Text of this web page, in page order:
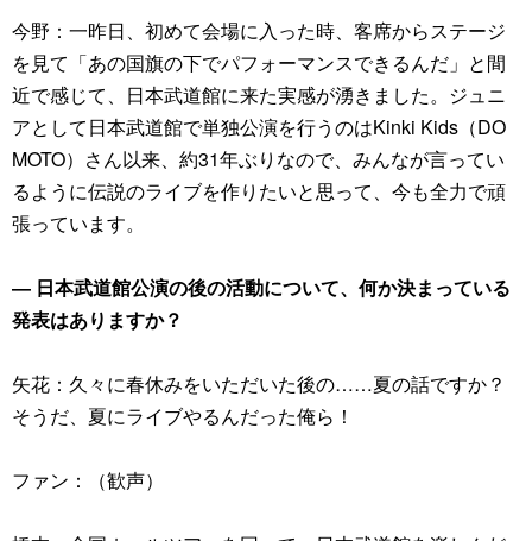
今野：一昨日、初めて会場に入った時、客席からステージ
を見て「あの国旗の下でパフォーマンスできるんだ」と間
近で感じて、日本武道館に来た実感が湧きました。ジュニ
アとして日本武道館で単独公演を行うのはKinki Kids（DO
MOTO）さん以来、約31年ぶりなので、みんなが言ってい
るように伝説のライブを作りたいと思って、今も全力で頑
張っています。
― 日本武道館公演の後の活動について、何か決まっている
発表はありますか？
矢花：久々に春休みをいただいた後の……夏の話ですか？
そうだ、夏にライブやるんだった俺ら！
ファン：（歓声）